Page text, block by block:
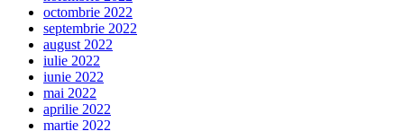
octombrie 2022
septembrie 2022
august 2022
iulie 2022
iunie 2022
mai 2022
aprilie 2022
martie 2022